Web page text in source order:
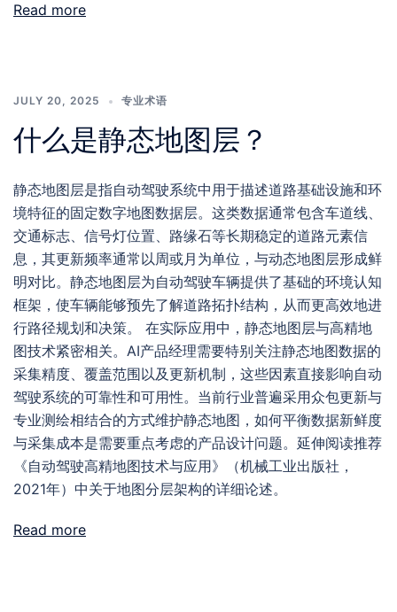
Read more
JULY 20, 2025 专业术语
什么是静态地图层？
静态地图层是指自动驾驶系统中用于描述道路基础设施和环
境特征的固定数字地图数据层。这类数据通常包含车道线、
交通标志、信号灯位置、路缘石等长期稳定的道路元素信
息，其更新频率通常以周或月为单位，与动态地图层形成鲜
明对比。静态地图层为自动驾驶车辆提供了基础的环境认知
框架，使车辆能够预先了解道路拓扑结构，从而更高效地进
行路径规划和决策。 在实际应用中，静态地图层与高精地
图技术紧密相关。AI产品经理需要特别关注静态地图数据的
采集精度、覆盖范围以及更新机制，这些因素直接影响自动
驾驶系统的可靠性和可用性。当前行业普遍采用众包更新与
专业测绘相结合的方式维护静态地图，如何平衡数据新鲜度
与采集成本是需要重点考虑的产品设计问题。延伸阅读推荐
《自动驾驶高精地图技术与应用》（机械工业出版社，
2021年）中关于地图分层架构的详细论述。
Read more